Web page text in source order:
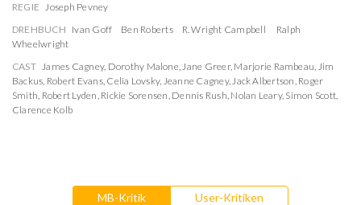
REGIE Joseph Pevney
DREHBUCH Ivan Goff Ben Roberts R. Wright Campbell
Ralph
Wheelwright
CAST James Cagney, Dorothy Malone,Jane Greer, Marjorie Rambeau, Jim
Backus, Robert Evans, Celia Lovsky, Jeanne Cagney,Jack Albertson, Roger
Smith, Robert Lyden, Rickie Sorensen, Dennis Rush, Nolan Leary, Simon Scott,
Clarence Kolb
MB-Kritik User-Kritiken